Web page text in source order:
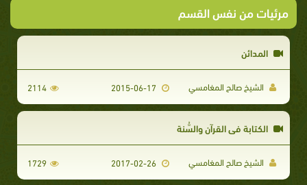
مرئيات من نفس القسم
المدائن
الشيخ صالح المغامسي 2114
الكتابة في القرآن والسُّنة
الشيخ صالح المغامسي 2017-02-26
1729